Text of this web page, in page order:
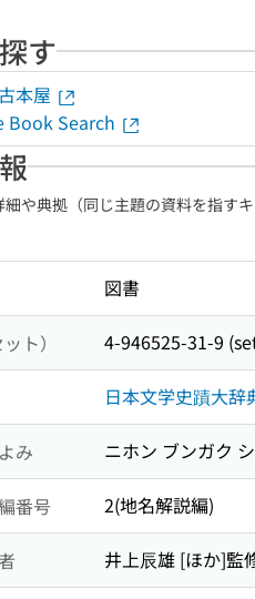
す
本屋
Book Search
細や典拠（同じ主題の資料を指す
図書
ト） 4-946525-31-9
日本文学史蹟大辞
み ニホン ブンガク
番号 2(地名解説編)
井上辰雄 [ほか]監